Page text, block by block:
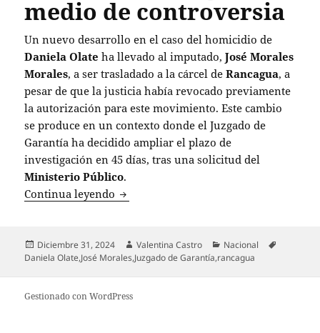
medio de controversia
Un nuevo desarrollo en el caso del homicidio de
Daniela Olate ha llevado al imputado,José Morales
Morales, a ser trasladado a la cárcel deRancagua, a
pesar de que la justicia había revocado previamente
la autorización para este movimiento. Este cambio
se produce en un contexto donde el Juzgado de
Garantía ha decidido ampliar el plazo de
investigación en 45 días, tras una solicitud del
Ministerio Público.
Continua leyendo Imputado por homicidio de Daniela
Publicado
el
Diciembre 31, 2024 Autor
Valentina Castro Categorías
Nacional
Daniela Olate,José Morales,Juzgado de Garantía,rancagua
Gestionado con WordPress